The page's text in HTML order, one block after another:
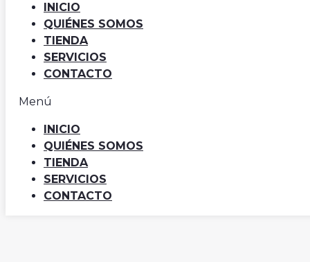
INICIO
QUIÉNES SOMOS
TIENDA
SERVICIOS
CONTACTO
Menú
INICIO
QUIÉNES SOMOS
TIENDA
SERVICIOS
CONTACTO